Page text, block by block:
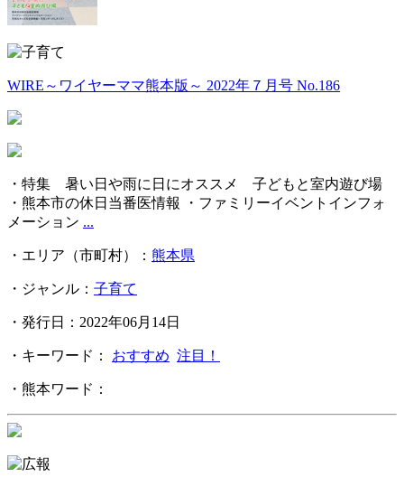
WIRE～ワイヤーママ熊本版～ 2022年７月号 No.186
・特集 暑い日や雨に日にオススメ 子どもと室内遊び場
・熊本市の休日当番医情報 ・ファミリーイベントインフォ
メーション ...
・エリア（市町村）： 熊本県
・ジャンル： 子育て
・発行日：2022年06月14日
・キーワード： おすすめ 注目！
・熊本ワード：